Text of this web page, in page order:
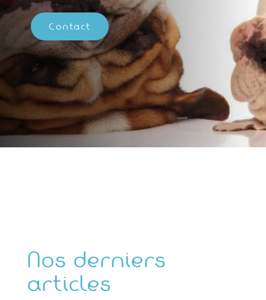
Contact
Nos derniers
articles